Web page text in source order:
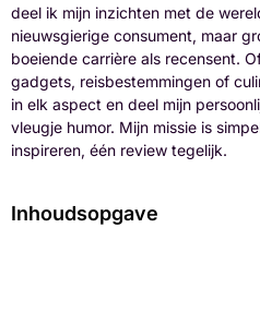
deel ik mijn inzichten met de
nieuwsgierige consument, maar
boeiende carrière als recensent.
gadgets, reisbestemmingen of
in elk aspect en deel mijn
vleugje humor. Mijn missie is
inspireren, één review tegelijk.
Inhoudsopgave